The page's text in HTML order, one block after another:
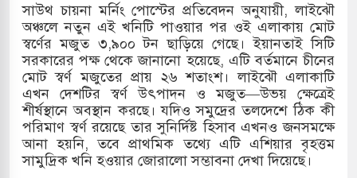
বাসের মুখোমুখি সংঘর্ষে ৯ জন নিহত
৬ শ্রমিক নিহত, আহত ১৫
নিয়ন্ত্রণে দেড় হাজার মসজিদ থেকে মাইক
বন্দুকধারীর গুলিতে শিক্ষক নিহত, হামলাকারীর আত্মহত্যা
​সাউথ চায়না মর্নিং পোস্টের প্রতিবেদন অনুযায়ী, লাইঝৌ
অঞ্চলে নতুন এই খনিটি পাওয়ার পর ওই এলাকায় মোট
স্বর্ণের মজুত ৩,৯০০ টন ছাড়িয়ে গেছে। ইয়ানতাই সিটি
সরকারের পক্ষ থেকে জানানো হয়েছে, এটি বর্তমানে চীনের
মোট স্বর্ণ মজুতের প্রায় ২৬ শতাংশ। লাইঝৌ এলাকাটি
এখন দেশটির স্বর্ণ উৎপাদন ও মজুত—উভয় ক্ষেত্রেই
শীর্ষস্থানে অবস্থান করছে। যদিও সমুদ্রের তলদেশে ঠিক কী
পরিমাণ স্বর্ণ রয়েছে তার সুনির্দিষ্ট হিসাব এখনও জনসমক্ষে
আনা হয়নি, তবে প্রাথমিক তথ্যে এটি এশিয়ার বৃহত্তম
সামুদ্রিক খনি হওয়ার জোরালো সম্ভাবনা দেখা দিয়েছে।